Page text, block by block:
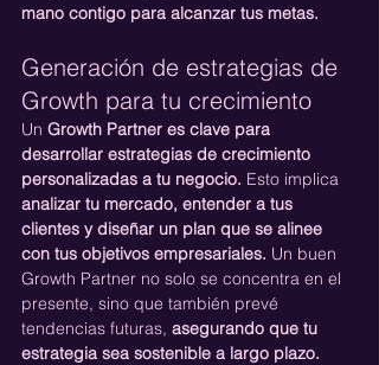
mano contigo para alcanzar tus metas.
Generación de estrategias de
Growth para tu crecimiento
Un Growth Partner es clave para
desarrollar estrategias de crecimiento
personalizadas a tu negocio. Esto implica
analizar tu mercado, entender a tus
clientes y diseñar un plan que se alinee
con tus objetivos empresariales. Un buen
Growth Partner no solo se concentra en el
presente, sino que también prevé
tendencias futuras, asegurando que tu
estrategia sea sostenible a largo plazo.